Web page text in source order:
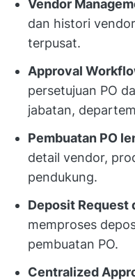
Vendor
dan histori
terpusat.
Approval
persetujuan PO
jabatan,
Pembuatan PO
detail vendor,
pendukung.
Deposit Request
memproses
pembuatan PO.
Centralized